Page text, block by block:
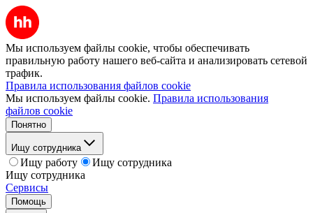
Мы используем файлы cookie, чтобы обеспечивать
правильную работу нашего веб-сайта и анализировать сетевой
трафик.
Правила использования файлов cookie
Мы используем файлы cookie. Правила использования
файлов cookie
Понятно
Ищу сотрудника
Ищу работу
Ищу сотрудника
Ищу сотрудника
Сервисы
Помощь